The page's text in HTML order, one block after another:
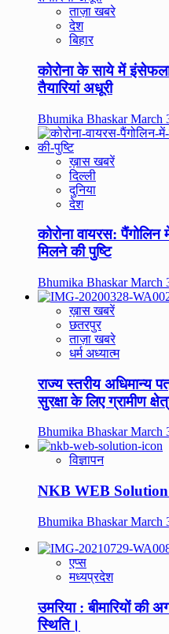
ताज़ा खबरे
देश
बिहार
कोरोना के साये में
तैयारियां अधूरी
Bhumika BhaskarMarch
ख़ास खबरें
दिल्ली
दुनिया
देश
कोरोना वायरस:
मिलने की पुष्टि
Bhumika BhaskarMarch
ख़ास खबरें
छतरपुर
ताज़ा खबरे
धर्म अध्यात्म
राज्य स्तरीय अधिमान्य
सुरक्षा के लिए ग्रामीण
Bhumika BhaskarMarch
विज्ञापन
NKB WEB
Bhumika BhaskarMarch
एप्स
मध्यप्रदेश
उमरिया : बीमारियों की
स्थिति।